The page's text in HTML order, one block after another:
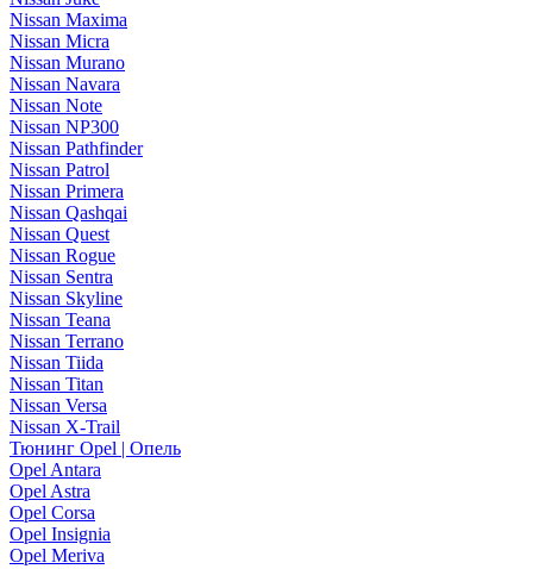
Nissan Maxima
Nissan Micra
Nissan Murano
Nissan Navara
Nissan Note
Nissan NP300
Nissan Pathfinder
Nissan Patrol
Nissan Primera
Nissan Qashqai
Nissan Quest
Nissan Rogue
Nissan Sentra
Nissan Skyline
Nissan Teana
Nissan Terrano
Nissan Tiida
Nissan Titan
Nissan Versa
Nissan X-Trail
Тюнинг Opel | Опель
Opel Antara
Opel Astra
Opel Corsa
Opel Insignia
Opel Meriva